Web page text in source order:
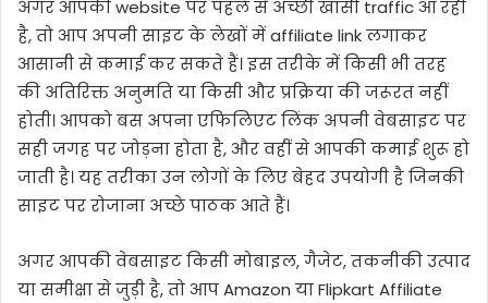
अगर आपकी website पर पहले से अच्छी खासी traffic आ रही
है, तो आप अपनी साइट के लेखों में affiliate link लगाकर
आसानी से कमाई कर सकते हैं। इस तरीके में किसी भी तरह
की अतिरिक्त अनुमति या किसी और प्रक्रिया की जरूरत नहीं
होती। आपको बस अपना एफिलिएट लिंक अपनी वेबसाइट पर
सही जगह पर जोड़ना होता है, और वहीं से आपकी कमाई शुरू हो
जाती है। यह तरीका उन लोगों के लिए बेहद उपयोगी है जिनकी
साइट पर रोजाना अच्छे पाठक आते हैं।
अगर आपकी वेबसाइट किसी मोबाइल, गैजेट, तकनीकी उत्पाद
या समीक्षा से जुड़ी है, तो आप Amazon या Flipkart Affiliate